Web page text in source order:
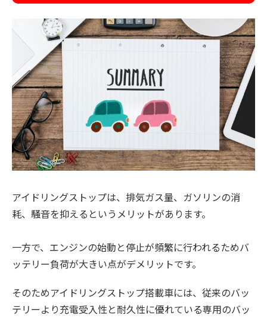
アイドリングストップは、排気ガス量、ガソリンの消
耗、騒音を抑えるというメリットがあります。
一方で、エンジンの始動と停止が頻繁に行われるためバ
ッテリー負荷が大きい点がデメリットです。
そのためアイドリングストップ搭載車には、従来のバッ
テリーより充電受入性と耐久性に優れている専用のバッ